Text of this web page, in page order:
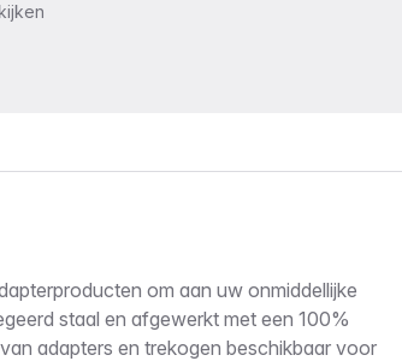
om aan uw onmiddellijke
staal en afgewerkt met een 100%
adapters en trekogen beschikbaar voor